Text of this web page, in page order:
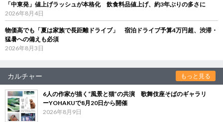
「中東発」値上げラッシュが本格化 飲食料品値上げ、約3年ぶりの多さに
2026年8月4日
物価高でも「夏は家族で長距離ドライブ」 宿泊ドライブ予算4万円超、渋滞・
猛暑への備えも必須
2026年8月3日
カルチャー もっと見る
6人の作家が描く“風景と猫”の共演 歌舞伎座そばのギャラリ
ーYOHAKUで8月20日から開催
2026年8月9日